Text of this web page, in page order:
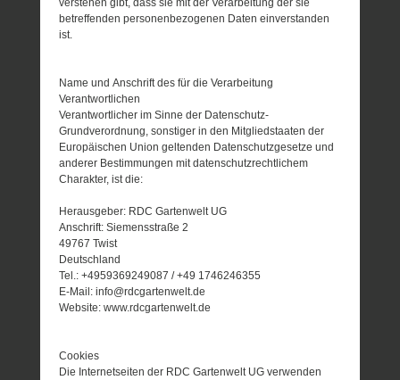
verstehen gibt, dass sie mit der Verarbeitung der sie
betreffenden personenbezogenen Daten einverstanden
ist.
Name und Anschrift des für die Verarbeitung
Verantwortlichen
Verantwortlicher im Sinne der Datenschutz-
Grundverordnung, sonstiger in den Mitgliedstaaten der
Europäischen Union geltenden Datenschutzgesetze und
anderer Bestimmungen mit datenschutzrechtlichem
Charakter, ist die:
Herausgeber: RDC Gartenwelt UG
Anschrift: Siemensstraße 2
49767 Twist
Deutschland
Tel.: +4959369249087 / +49 1746246355
E-Mail: info@rdcgartenwelt.de
Website: www.rdcgartenwelt.de
Cookies
Die Internetseiten der RDC Gartenwelt UG verwenden